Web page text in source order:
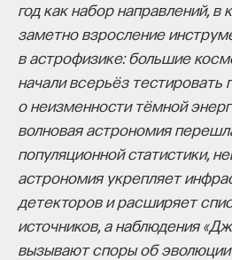
год как набор направлений, в
заметно взросление
в астрофизике: большие
начали всерьёз тестировать
о неизменности тёмной
волновая астрономия
популяционной статистики,
астрономия укрепляет
детекторов и расширяет
источников, а наблюдения
вызывают споры об эволюции
Naukka Talents,
созданное для поддержки
желающих работать в
индустриях.
В ходе работы с научным
и его команда обнаружили,
индустрии испытывают
особенно молодые deep tech
Исследование аудитории
подтвердило масштаб: более